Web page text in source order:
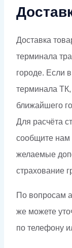
Доставка
терминала
городе. Если
терминала ТК,
ближайшего
Для расчёта
сообщите нам
желаемые
страхование
По вопросам
же можете
по телефону